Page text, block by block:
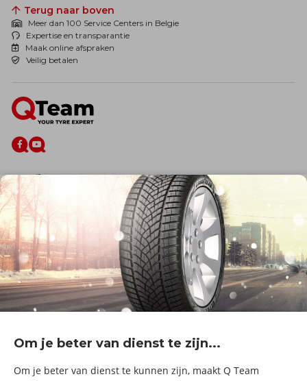
Om je beter van dienst te zijn...
Om je beter van dienst te kunnen zijn, maakt Q Team
Terug naar boven
Meer dan 100 Service Centers in Belgie
Expertise en transparantie
Maak online afspraken
Veilig betalen
De firma
Wie zijn wij?
Blog
Onze dienstverlening
Banden
Velgen
Diensten
Afspraak Maken
Informatie over
Professionele voertuigen
B2Bassistance
Werken bij QTeam